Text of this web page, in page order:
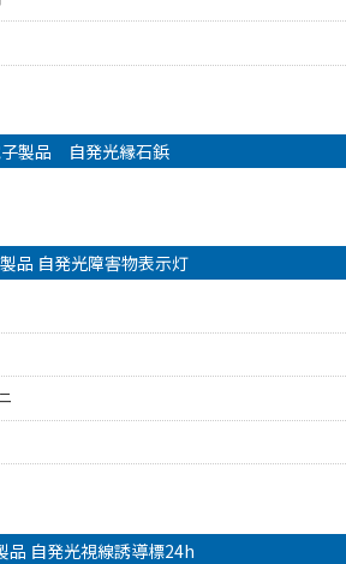
製品 自発光縁石鋲
品 自発光障害物表示灯
品 自発光視線誘導標24h